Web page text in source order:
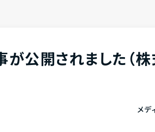
公開されました（
メ